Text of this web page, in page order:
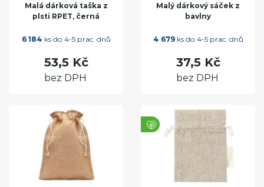
Malá dárková taška z
plsti RPET, černá
6 184 ks do 4-5 prac. dnů
53,5 Kč
bez DPH
Malý dárkový sáček z
bavlny
4 679ks do 4-5 prac. dnů
37,5 Kč
bez DPH